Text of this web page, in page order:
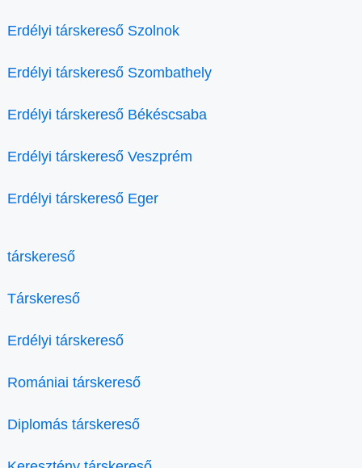
Erdélyi társkereső Szolnok
Erdélyi társkereső Szombathely
Erdélyi társkereső Békéscsaba
Erdélyi társkereső Veszprém
Erdélyi társkereső Eger
társkereső
Társkereső
Erdélyi társkereső
Romániai társkereső
Diplomás társkereső